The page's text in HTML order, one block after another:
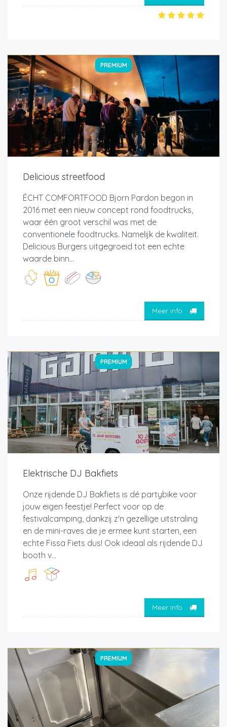
PREMIUM
Delicious streetfood
ÉCHT COMFORTFOOD Bjorn Pardon begon in
2016 met een nieuw concept rond foodtrucks,
waar één groot verschil was met de
conventionele foodtrucks. Namelijk de kwaliteit.
Delicious Burgers uitgegroeid tot een echte
waarde binn...
Meer info
PREMIUM
Elektrische DJ Bakfiets
Onze rijdende DJ Bakfiets is dé partybike voor
jouw eigen feestje! Perfect voor op de
festivalcamping, dankzij z'n gezellige uitstraling
en de mini-raves die je ermee kunt starten, een
echte Fissa Fiets dus! Ook ideaal als rijdende DJ
booth v...
Meer info
PREMIUM